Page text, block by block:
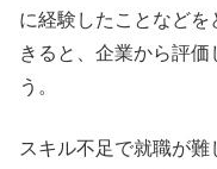
に経験したことなど
きると、企業から評
う。
スキル不足で就職が